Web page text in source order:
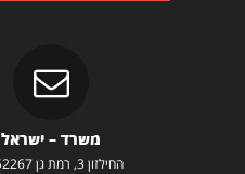
משרד – ישראל
החילזון 3, רמת גן 5252267